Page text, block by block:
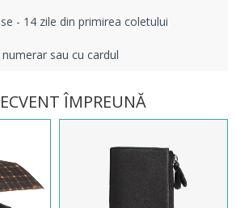
- 14 zile din primirea coletului
sau cu cardul
ÎMPREUNĂ